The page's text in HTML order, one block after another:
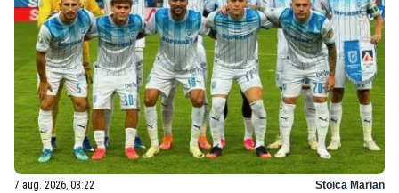
7 aug. 2026, 08:22 Stoica Marian